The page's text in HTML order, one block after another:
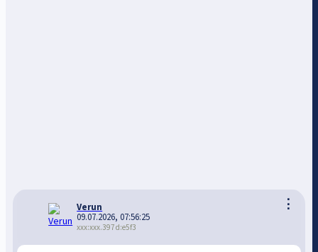
⋮
Verun
09.07.2026, 07:56:25
xxx:xxx.397d:e5f3